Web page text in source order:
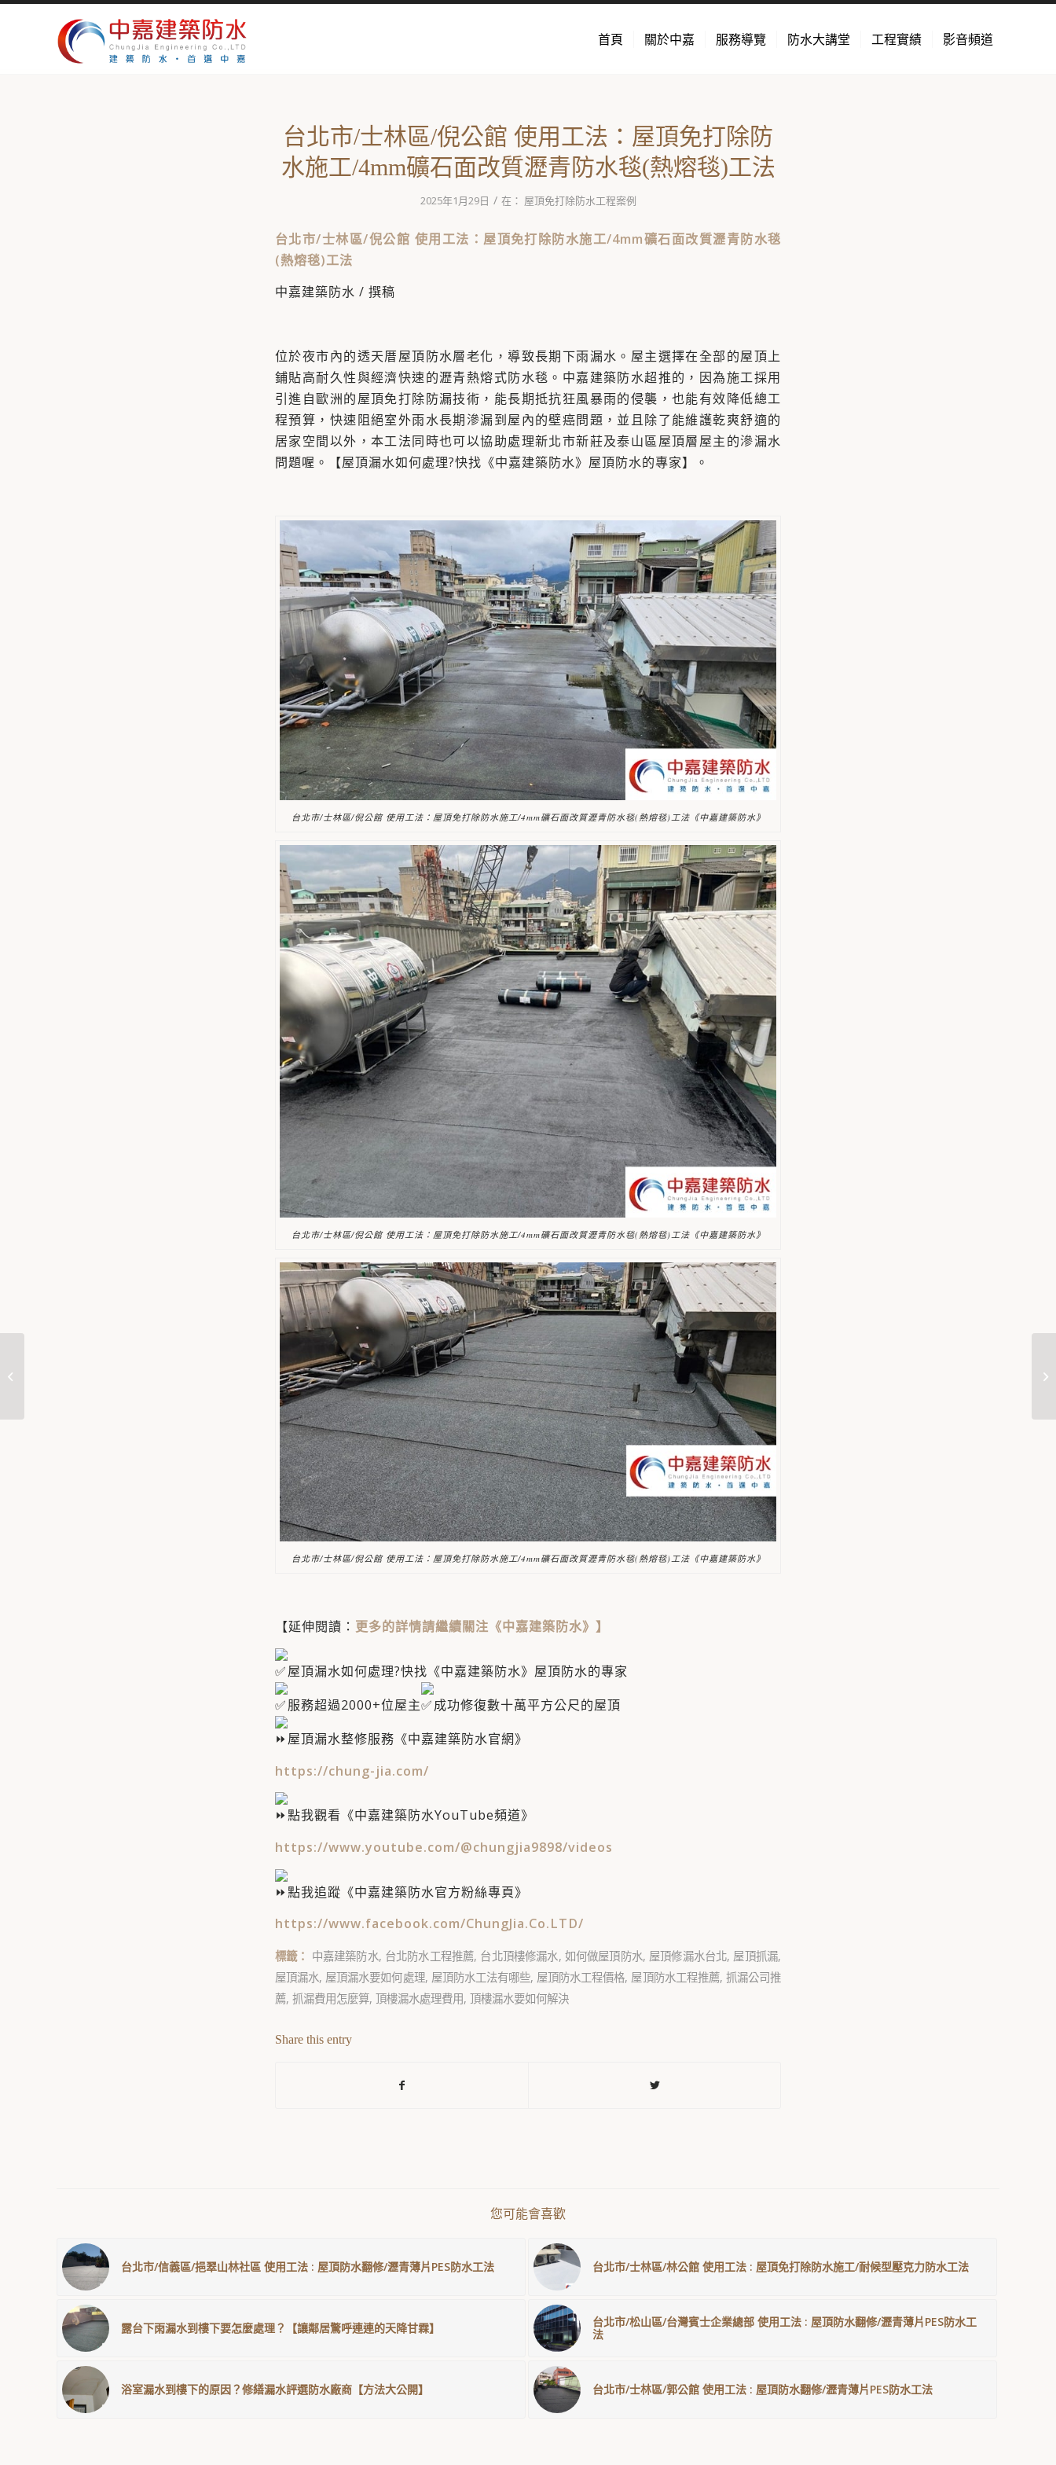
首頁 關於中嘉 服務導覽 防水大講堂 工程實績 影音頻道
台北市/士林區/倪公館 使用工法：屋頂免打除防
水施工/4mm礦石面改質瀝青防水毯(熱熔毯)工法
2025年1月29日 / 在： 屋頂免打除防水工程案例
台北市/士林區/倪公館 使用工法：屋頂免打除防水施工/4mm礦石面改質瀝青防水毯
(熱熔毯)工法
中嘉建築防水 / 撰稿
位於夜市內的透天厝屋頂防水層老化，導致長期下雨漏水。屋主選擇在全部的屋頂上
鋪貼高耐久性與經濟快速的瀝青熱熔式防水毯。中嘉建築防水超推的，因為施工採用
引進自歐洲的屋頂免打除防漏技術，能長期抵抗狂風暴雨的侵襲，也能有效降低總工
程預算，快速阻絕室外雨水長期滲漏到屋內的壁癌問題，並且除了能維護乾爽舒適的
居家空間以外，本工法同時也可以協助處理新北市新莊及泰山區屋頂層屋主的滲漏水
問題喔。【屋頂漏水如何處理?快找《中嘉建築防水》屋頂防水的專家】。
台北市/士林區/倪公館 使用工法：屋頂免打除防水施工/4mm礦石面改質瀝青防水毯(熱熔毯)工法《中嘉建築防水》
台北市/士林區/倪公館 使用工法：屋頂免打除防水施工/4mm礦石面改質瀝青防水毯(熱熔毯)工法《中嘉建築防水》
台北市/士林區/倪公館 使用工法：屋頂免打除防水施工/4mm礦石面改質瀝青防水毯(熱熔毯)工法《中嘉建築防水》
【延伸閱讀： 更多的詳情請繼續關注《中嘉建築防水》 】
屋頂漏水如何處理?快找《中嘉建築防水》屋頂防水的專家
服務超過2000+位屋主​
成功修復數十萬平方公尺的屋頂
屋頂漏水整修服務《中嘉建築防水官網》
https://chung-jia.com/
點我觀看《中嘉建築防水YouTube頻道》
https://www.youtube.com/@chungjia9898/videos
點我追蹤《中嘉建築防水官方粉絲專頁》
https://www.facebook.com/ChungJia.Co.LTD/
標籤： 中嘉建築防水, 台北防水工程推薦, 台北頂樓修漏水, 如何做屋頂防水, 屋頂修漏水台北, 屋頂抓漏,
屋頂漏水, 屋頂漏水要如何處理, 屋頂防水工法有哪些, 屋頂防水工程價格, 屋頂防水工程推薦, 抓漏公司推
薦, 抓漏費用怎麼算, 頂樓漏水處理費用, 頂樓漏水要如何解決
Share this entry
您可能會喜歡
台北市/信義區/挹翠山林社區 使用工法 : 屋頂防水翻修/瀝青薄片PES防水工法 台北市/士林區/林公館 使用工法 : 屋頂免打除防水施工/耐候型壓克力防水工法
露台下雨漏水到樓下要怎麼處理？【讓鄰居驚呼連連的天降甘霖】
台北市/松山區/台灣賓士企業總部 使用工法 : 屋頂防水翻修/瀝青薄片PES防水工
法
浴室漏水到樓下的原因？修繕漏水評選防水廠商【方法大公開】 台北市/士林區/郭公館 使用工法 : 屋頂防水翻修/瀝青薄片PES防水工法